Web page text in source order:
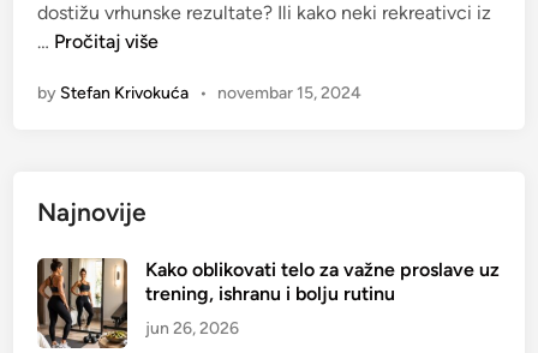
n
dostižu vrhunske rezultate? Ili kako neki rekreativci iz
… N
j
j
s
u
p
Pročitaj više
by Stefan Krivokuća • novembar 15, 2024
Najnovije
Kako oblikovati telo za važne proslave uz
trening, ishranu i bolju rutinu
jun 26, 2026